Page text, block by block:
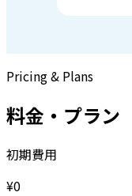
Pricing & Plans
料金・プラン
初期費用
¥0